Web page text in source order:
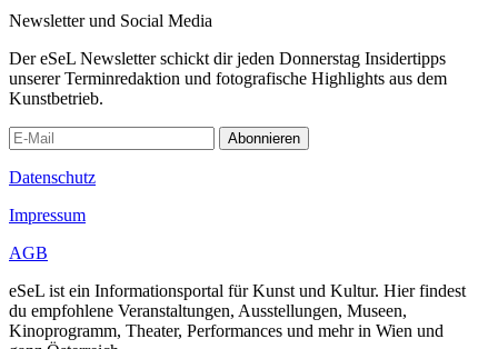
Newsletter und Social Media
Der eSeL Newsletter schickt dir jeden Donnerstag Insidertipps
unserer Terminredaktion und fotografische Highlights aus dem
Kunstbetrieb.
Abonnieren
Datenschutz
Impressum
AGB
eSeL ist ein Informationsportal für Kunst und Kultur. Hier findest
du empfohlene Veranstaltungen, Ausstellungen, Museen,
Kinoprogramm, Theater, Performances und mehr in Wien und